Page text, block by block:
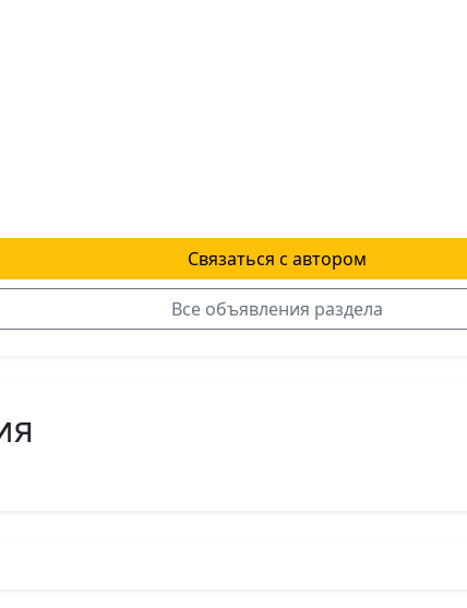
Связаться с автором
Все объявления раздела